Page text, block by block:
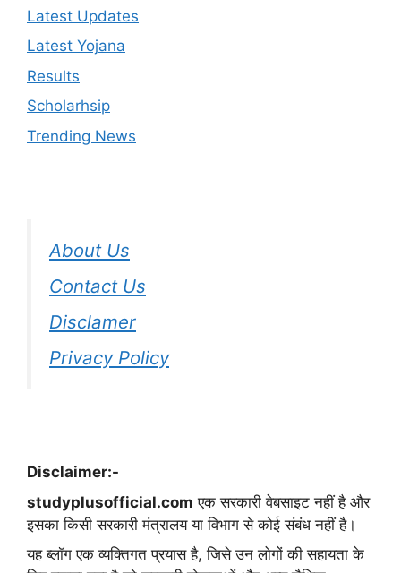
Latest Updates
Latest Yojana
Results
Scholarhsip
Trending News
About Us
Contact Us
Disclamer
Privacy Policy
Disclaimer:-
studyplusofficial.com एक सरकारी वेबसाइट नहीं है और
इसका किसी सरकारी मंत्रालय या विभाग से कोई संबंध नहीं है।
यह ब्लॉग एक व्यक्तिगत प्रयास है, जिसे उन लोगों की सहायता के